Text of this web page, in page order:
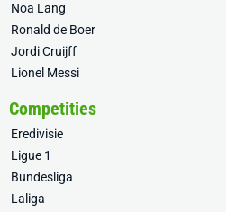
Noa Lang
Ronald de Boer
Jordi Cruijff
Lionel Messi
Competities
Eredivisie
Ligue 1
Bundesliga
Laliga